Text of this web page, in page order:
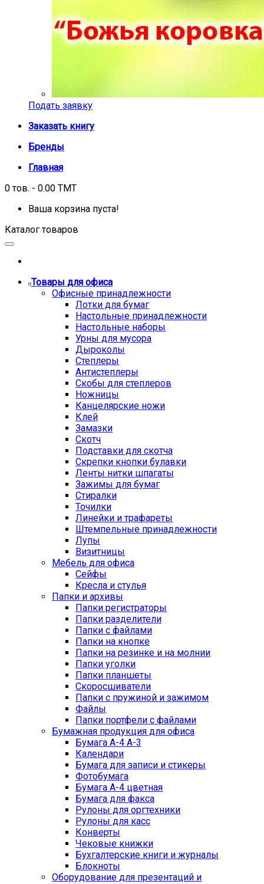
Подать заявку
Заказать книгу
Бренды
Главная
0 тов. - 0.00 TMT
Ваша корзина пуста!
Каталог товаров
Товары для офиса
Офисные принадлежности
Лотки для бумаг
Настольные принадлежности
Настольные наборы
Урны для мусора
Дыроколы
Степлеры
Антистеплеры
Скобы для степлеров
Ножницы
Канцелярские ножи
Клей
Замазки
Скотч
Подставки для скотча
Скрепки кнопки булавки
Ленты нитки шпагаты
Зажимы для бумаг
Стиралки
Точилки
Линейки и трафареты
Штемпельные принадлежности
Лупы
Визитницы
Мебель для офиса
Сейфы
Кресла и стулья
Папки и архивы
Папки регистраторы
Папки разделители
Папки с файлами
Папки на кнопке
Папки на резинке и на молнии
Папки уголки
Папки планшеты
Скоросшиватели
Папки с пружиной и зажимом
Файлы
Папки портфели с файлами
Бумажная продукция для офиса
Бумага А-4 А-3
Календари
Бумага для записи и стикеры
Фотобумага
Бумага А-4 цветная
Бумага для факса
Рулоны для оргтехники
Рулоны для касс
Конверты
Чековые книжки
Бухгалтерские книги и журналы
Блокноты
Оборудование для презентаций и